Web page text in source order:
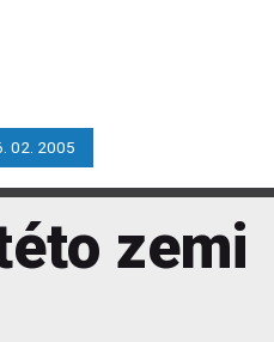
02. 2005
zemi